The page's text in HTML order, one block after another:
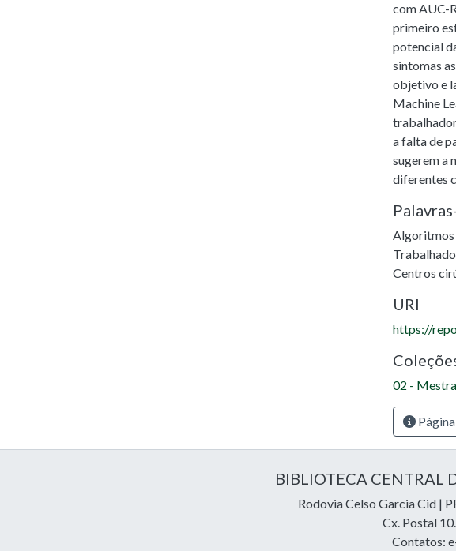
com AUC-
primeiro
potencial
sintomas
objetivo e
Machine
a falta de
sugerem a
diferentes
Algoritmos
Centros
URI
https://
02 -
BIBLIOTECA CENTRAL
Rodovia Celso Garcia Cid |
Cx. Postal
Contatos: